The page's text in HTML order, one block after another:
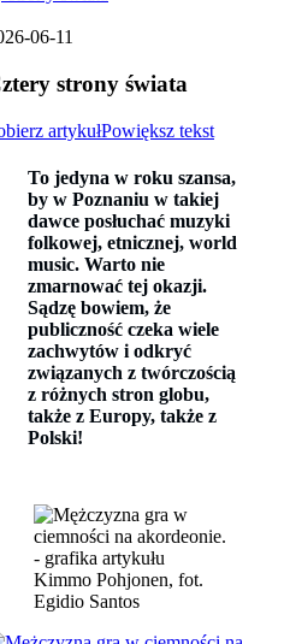
06-11
strony świata
artykułPowiększ tekst
To jedyna w roku szansa,
by w Poznaniu w takiej
dawce posłuchać muzyki
folkowej, etnicznej, world
music. Warto nie
zmarnować tej okazji.
Sądzę bowiem, że
publiczność czeka wiele
zachwytów i odkryć
związanych z twórczością
z różnych stron globu,
także z Europy, także z
Polski!
Kimmo Pohjonen, fot.
Egidio Santos